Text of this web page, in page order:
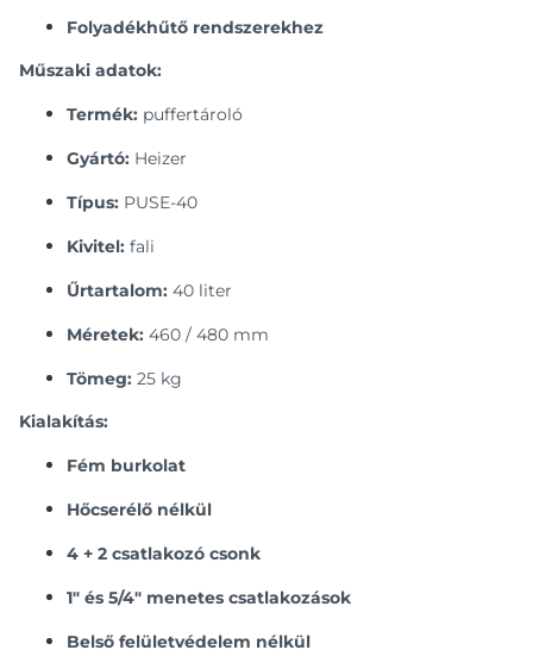
Folyadékhűtő rendszerekhez
Műszaki adatok:
Termék: puffertároló
Gyártó: Heizer
Típus: PUSE-40
Kivitel: fali
Űrtartalom: 40 liter
Méretek: 460 / 480 mm
Tömeg: 25 kg
Kialakítás:
Fém burkolat
Hőcserélő nélkül
4 + 2 csatlakozó csonk
1" és 5/4" menetes csatlakozások
Belső felületvédelem nélkül